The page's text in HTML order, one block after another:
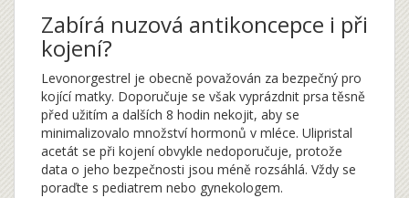
Zabírá nuzová antikoncepce i při
kojení?
Levonorgestrel je obecně považován za bezpečný pro
kojící matky. Doporučuje se však vyprázdnit prsa těsně
před užitím a dalších 8 hodin nekojit, aby se
minimalizovalo množství hormonů v mléce. Ulipristal
acetát se při kojení obvykle nedoporučuje, protože
data o jeho bezpečnosti jsou méně rozsáhlá. Vždy se
poraďte s pediatrem nebo gynekologem.